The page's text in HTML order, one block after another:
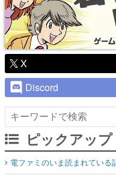
X
Discord
ピックアップ
電ファミのいま読まれている